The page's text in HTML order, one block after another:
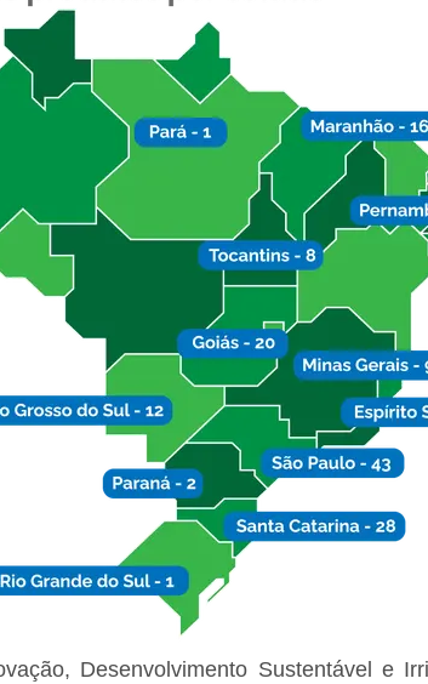
Desenvolvimento Sustentável e